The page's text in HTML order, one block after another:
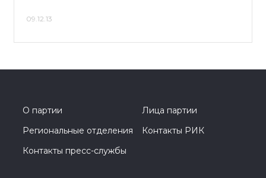
09.12.13
О партии
Лица партии
Региональные отделения
Контакты РИК
Контакты пресс-службы